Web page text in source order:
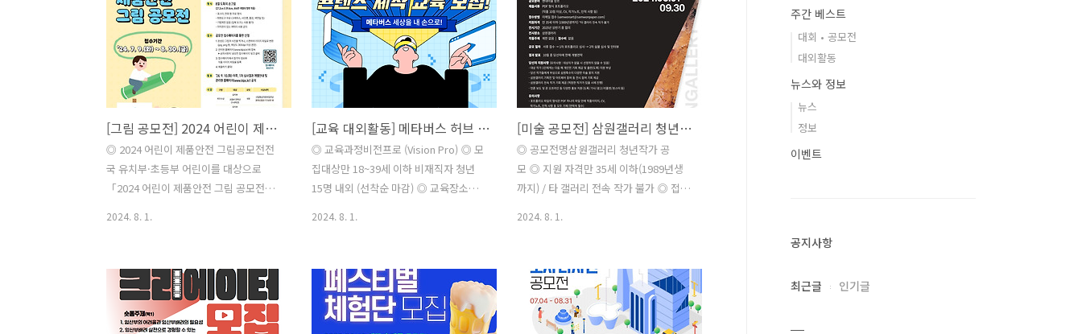
사업청년문화예술패스는 사회에 첫 발을
내딛는 대한민국 19세 청년에게공연(연
극,뮤지컬,클래식 등)·전시 관람비를 지원
하여 청년의 문화향유기회를 제공하고 예
술창작활동에 대한 간접적 지원과 문화예
술시장활성화를 목적으로 하는 사업입니
다. ◎ 지원대상대한민국 19세 청년
*2005년(2005.01.01. ~ 2005.12.31.) 출
생자 ◎ 지원내용1인당 연 10만원~15만
원 공연·전시 관람비 지원* 10만원(국비)
(목) 17:00 개별연락※ 선발 절차 : 서류전
형>최종합격자 발표 ◎ 지원방법이력서
및 자기소개서, 포트폴리오(자유형식) 제
출 필수- 접수 메일 :
adacademy@ad.co.kr※ 이력서 및 자
기소개서 양식은 한국광고아카데미 홈페
이지(https://adacademy.ad.co.kr) 공
지사항에서 확인※ 이력서는 한글 혹은
워드 파일로 제출해주세요. (PDF 파일만
제출 금지) ◎ 교육운영- 교육일정 ..
(논픽션) 그림책의 경우 ‘교양’ 분야로 지
원 부탁드립니다. ◎ 대상 독자유아부터
초등 고학년까지 ◎ 응모 자격만 18세 이
상, 신인 및 기성 작가 제한 없음※ 글, 그
림 2인 이상 공동 창작 가능합니다. ◎ 응
모 방법- 지원 분야별 응모 형식에 맞게 응
모 부탁드립니다.- 응모 지원서는 본 게시
물의 첨부 파일을 확인 바랍니다. 1) 메일
접수 : award@bearbooks.co.kr(응모
지원서와 함께 작품 첨부)파일명 : [2024..
[그림 공모전] 2024 어린이 제품안전 그림공모전
◎ 2024 어린이 제품안전 그림공모전전
국 유치부·초등부 어린이를 대상으로
「2024 어린이 제품안전 그림 공모전」
치원 및 초등학교에 재학 중인 어린이를
공모 대상으로 하되,유치부 및 초등학교
교육 기관에 다니지 않는 어린이는 출생
년도를 기준 ◎ 공모주제친구들아! 안전
2024. 8. 1.
[교육 대외활동] 메타버스 허브 VISON PRO 콘텐츠 제작 교육
◎ 교육과정비전프로 (Vision Pro) ◎ 모
집대상만 18~39세 이하 비재직자 청년
15명 내외 (선착순 마감) ◎ 교육장소대
_VY-
no10qHTY9V7auDc21ypyFiz9bn9ZY/edit ◎
교육생 헤택- 교육비 전액 무료- 출석률
70% 이상 수료증 발급- IOS 개발용 노트
2024. 8. 1.
[미술 공모전] 삼원갤러리 청년작가 공모
◎ 공모전명삼원갤러리 청년작가 공
모 ◎ 지원 자격만 35세 이하(1989년생
까지) / 타 갤러리 전속 작가 불가 ◎ 접수
가노트, 인적 사항 등) ◎ 접수방법이메일
접수:
samwonart@samwonpaper.com ◎
작품주제제한 없음 ◎ 공모절차서류 접수
2024. 8. 1.
주간 베스트
대회 • 공모전
대외활동
뉴스와 정보
뉴스
정보
이벤트
공지사항
최근글 인기글